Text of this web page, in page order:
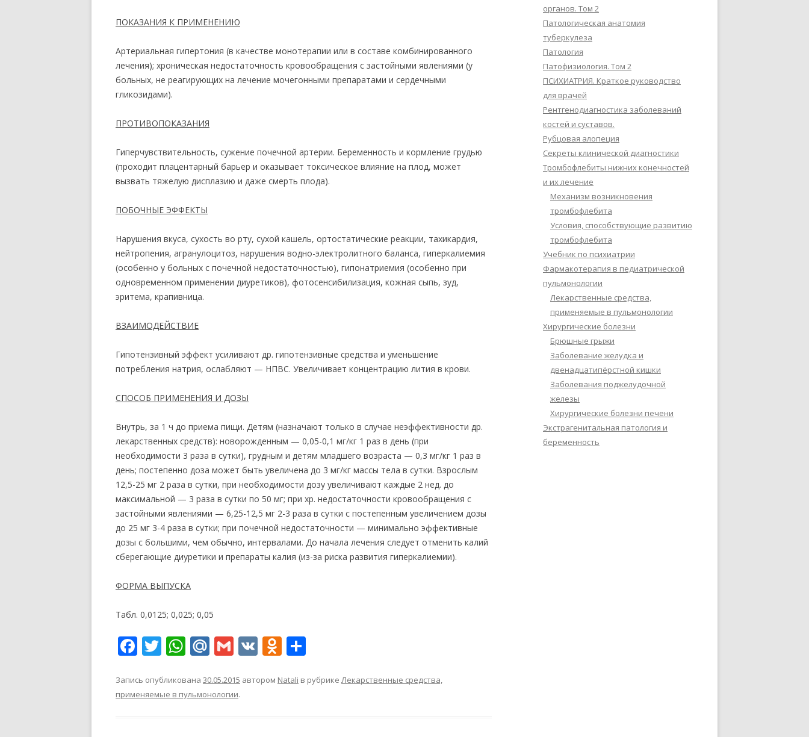
ПОКАЗАНИЯ К ПРИМЕНЕНИЮ
Артериальная гипертония (в качестве монотерапии или в составе комбинированного
лечения); хроническая недостаточность кровообращения с застойными явлениями (у
больных, не реагирующих на лечение мочегонными препаратами и сердечными
гликозидами).
ПРОТИВОПОКАЗАНИЯ
Гиперчувствительность, сужение почечной артерии. Беременность и кормление грудью
(проходит плацентарный барьер и оказывает токсическое влияние на плод, может
вызвать тяжелую дисплазию и даже смерть плода).
ПОБОЧНЫЕ ЭФФЕКТЫ
Нарушения вкуса, сухость во рту, сухой кашель, ортостатические реакции, тахикардия,
нейтропения, агранулоцитоз, нарушения водно-электролитного баланса, гиперкалиемия
(особенно у больных с почечной недостаточностью), гипонатриемия (особенно при
одновременном применении диуретиков), фотосенсибилизация, кожная сыпь, зуд,
эритема, крапивница.
ВЗАИМОДЕЙСТВИЕ
Гипотензивный эффект усиливают др. гипотензивные средства и уменьшение
потребления натрия, ослабляют — НПВС. Увеличивает концентрацию лития в крови.
СПОСОБ ПРИМЕНЕНИЯ И ДОЗЫ
Внутрь, за 1 ч до приема пищи. Детям (назначают только в случае неэффективности др.
лекарственных средств): новорожденным — 0,05-0,1 мг/кг 1 раз в день (при
необходимости 3 раза в сутки), грудным и детям младшего возраста — 0,3 мг/кг 1 раз в
день; постепенно доза может быть увеличена до 3 мг/кг массы тела в сутки. Взрослым
12,5-25 мг 2 раза в сутки, при необходимости дозу увеличивают каждые 2 нед. до
максимальной — 3 раза в сутки по 50 мг; при хр. недостаточности кровообращения с
застойными явлениями — 6,25-12,5 мг 2-3 раза в сутки с постепенным увеличением дозы
до 25 мг 3-4 раза в сутки; при почечной недостаточности — минимально эффективные
дозы с большими, чем обычно, интервалами. До начала лечения следует отменить калий
сберегающие диуретики и препараты калия (из-за риска развития гиперкалиемии).
ФОРМА ВЫПУСКА
Табл. 0,0125; 0,025; 0,05
F
e
b
T
itt
er
W
at
s
M
l.
R
G
ai
l
V O
n п
Запись опубликована 30.05.2015 автором Natali в рубрике Лекарственные средства,
применяемые в пульмонологии.
органов. Том 2
Патологическая анатомия
туберкулеза
Патология
Патофизиология. Том 2
ПСИХИАТРИЯ. Краткое руководство
для врачей
Рентгенодиагностика заболеваний
костей и суставов.
Рубцовая алопеция
Секреты клинической диагностики
Тромбофлебиты нижних конечностей
и их лечение
Механизм возникновения
тромбофлебита
Условия, способствующие развитию
тромбофлебита
Учебник по психиатрии
Фармакотерапия в педиатрической
пульмонологии
Лекарственные средства,
применяемые в пульмонологии
Хирургические болезни
Брюшные грыжи
Заболевание желудка и
двенадцатипёрстной кишки
Заболевания поджелудочной
железы
Хирургические болезни печени
Экстрагенитальная патология и
беременность